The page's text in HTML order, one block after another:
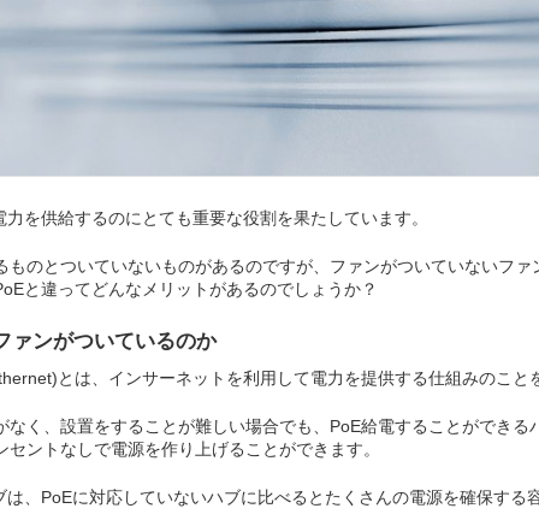
を供給するのにとても重要な役割を果たしています。
ものとついていないものがあるのですが、ファンがついていないファ
と違ってどんなメリットがあるのでしょうか？
ァンがついているのか
とは、インサーネットを利用して電力を提供する仕組みのこと
なく、設置をすることが難しい場合でも、PoE給電することができる
セントなしで電源を作り上げることができます。
は、PoEに対応していないハブに比べるとたくさんの電源を確保する